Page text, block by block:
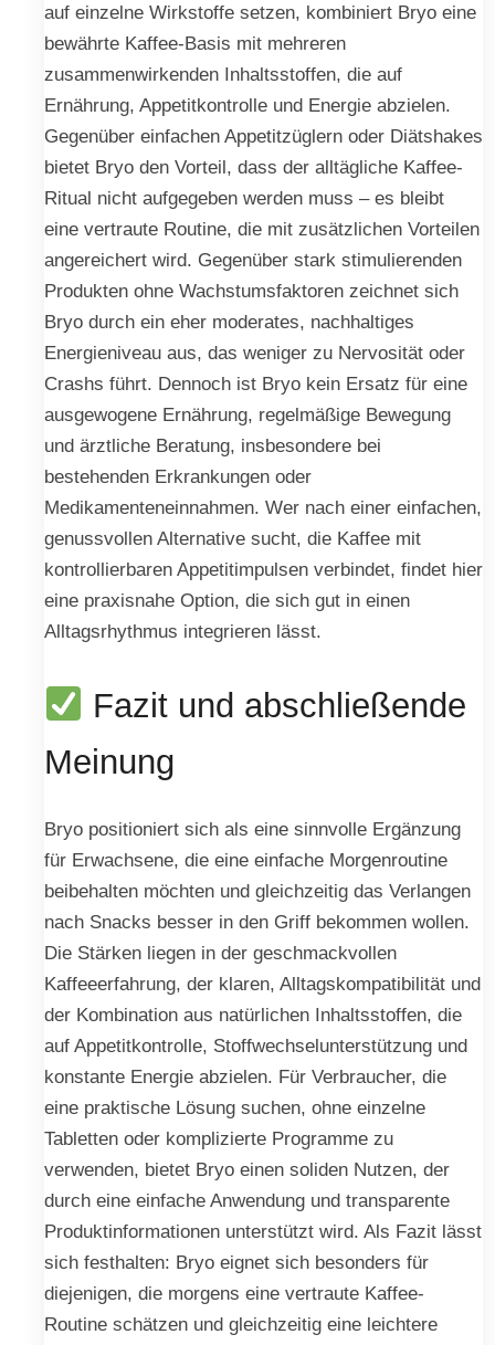
auf einzelne Wirkstoffe setzen, kombiniert Bryo eine
bewährte Kaffee-Basis mit mehreren
zusammenwirkenden Inhaltsstoffen, die auf
Ernährung, Appetitkontrolle und Energie abzielen.
Gegenüber einfachen Appetitzüglern oder Diätshakes
bietet Bryo den Vorteil, dass der alltägliche Kaffee-
Ritual nicht aufgegeben werden muss – es bleibt
eine vertraute Routine, die mit zusätzlichen Vorteilen
angereichert wird. Gegenüber stark stimulierenden
Produkten ohne Wachstumsfaktoren zeichnet sich
Bryo durch ein eher moderates, nachhaltiges
Energieniveau aus, das weniger zu Nervosität oder
Crashs führt. Dennoch ist Bryo kein Ersatz für eine
ausgewogene Ernährung, regelmäßige Bewegung
und ärztliche Beratung, insbesondere bei
bestehenden Erkrankungen oder
Medikamenteneinnahmen. Wer nach einer einfachen,
genussvollen Alternative sucht, die Kaffee mit
kontrollierbaren Appetitimpulsen verbindet, findet hier
eine praxisnahe Option, die sich gut in einen
Alltagsrhythmus integrieren lässt.
Fazit und abschließende
Meinung
Bryo positioniert sich als eine sinnvolle Ergänzung
für Erwachsene, die eine einfache Morgenroutine
beibehalten möchten und gleichzeitig das Verlangen
nach Snacks besser in den Griff bekommen wollen.
Die Stärken liegen in der geschmackvollen
Kaffeeerfahrung, der klaren, Alltagskompatibilität und
der Kombination aus natürlichen Inhaltsstoffen, die
auf Appetitkontrolle, Stoffwechselunterstützung und
konstante Energie abzielen. Für Verbraucher, die
eine praktische Lösung suchen, ohne einzelne
Tabletten oder komplizierte Programme zu
verwenden, bietet Bryo einen soliden Nutzen, der
durch eine einfache Anwendung und transparente
Produktinformationen unterstützt wird. Als Fazit lässt
sich festhalten: Bryo eignet sich besonders für
diejenigen, die morgens eine vertraute Kaffee-
Routine schätzen und gleichzeitig eine leichtere